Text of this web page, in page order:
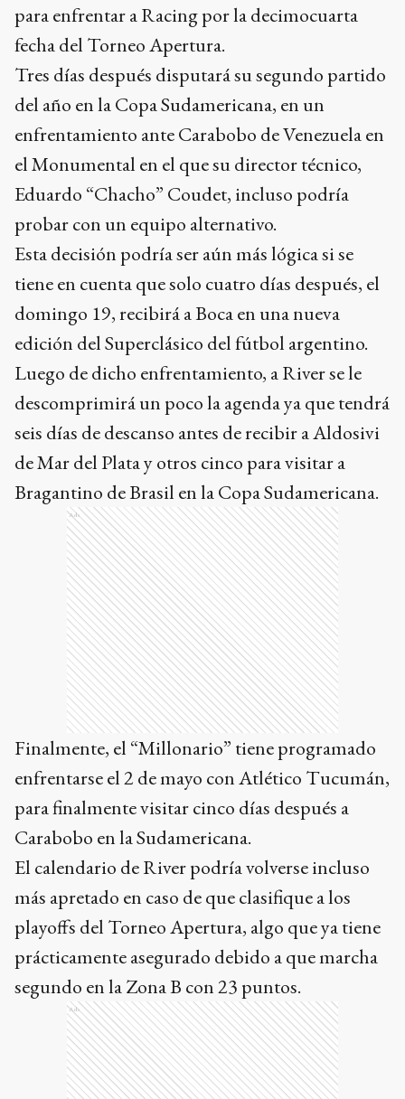
para enfrentar a Racing por la decimocuarta
fecha del Torneo Apertura.
Tres días después disputará su segundo partido
del año en la Copa Sudamericana, en un
enfrentamiento ante Carabobo de Venezuela en
el Monumental en el que su director técnico,
Eduardo “Chacho” Coudet, incluso podría
probar con un equipo alternativo.
Esta decisión podría ser aún más lógica si se
tiene en cuenta que solo cuatro días después, el
domingo 19, recibirá a Boca en una nueva
edición del Superclásico del fútbol argentino.
Luego de dicho enfrentamiento, a River se le
descomprimirá un poco la agenda ya que tendrá
seis días de descanso antes de recibir a Aldosivi
de Mar del Plata y otros cinco para visitar a
Bragantino de Brasil en la Copa Sudamericana.
Ads
Finalmente, el “Millonario” tiene programado
enfrentarse el 2 de mayo con Atlético Tucumán,
para finalmente visitar cinco días después a
Carabobo en la Sudamericana.
El calendario de River podría volverse incluso
más apretado en caso de que clasifique a los
playoffs del Torneo Apertura, algo que ya tiene
prácticamente asegurado debido a que marcha
segundo en la Zona B con 23 puntos.
Ads